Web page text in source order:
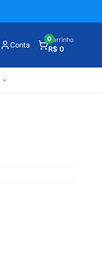
Conta
Carrinho
R$ 0
0